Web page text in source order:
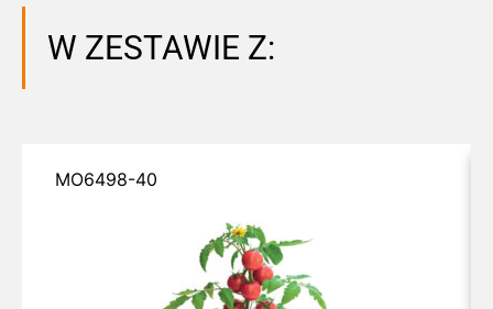
W ZESTAWIE Z:
MO6498-40